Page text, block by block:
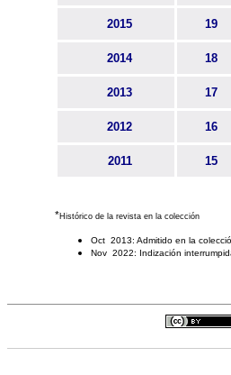
2015 19
2014 18
2013 17
2012 16
2011 15
*Histórico de la revista en la colección
Oct 2013: Admitido en la
Nov 2022: Indización